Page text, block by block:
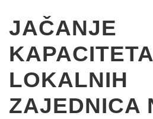
JAČANJE
KAPACITETA
LOKALNIH
ZAJEDNICA